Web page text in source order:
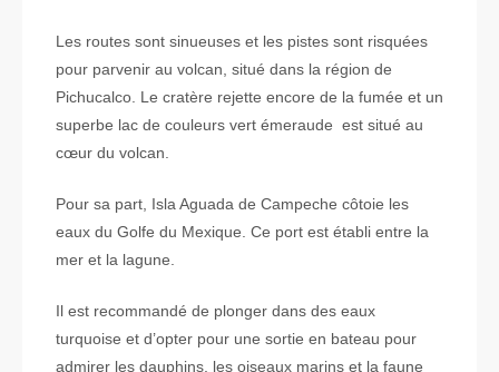
Les routes sont sinueuses et les pistes sont risquées
pour parvenir au volcan, situé dans la région de
Pichucalco. Le cratère rejette encore de la fumée et un
superbe lac de couleurs vert émeraude est situé au
cœur du volcan.
Pour sa part, Isla Aguada de Campeche côtoie les
eaux du Golfe du Mexique. Ce port est établi entre la
mer et la lagune.
Il est recommandé de plonger dans des eaux
turquoise et d’opter pour une sortie en bateau pour
admirer les dauphins, les oiseaux marins et la faune